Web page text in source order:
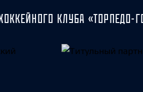
КЛУБА «ТОРПЕДО-